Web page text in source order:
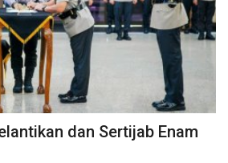
dan Sertijab Enam